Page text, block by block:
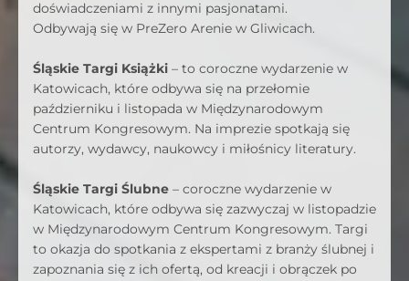
doświadczeniami z innymi pasjonatami.
Odbywają się w PreZero Arenie w Gliwicach.
Śląskie Targi Książki – to coroczne wydarzenie w
Katowicach, które odbywa się na przełomie
październiku i listopada w Międzynarodowym
Centrum Kongresowym. Na imprezie spotkają się
autorzy, wydawcy, naukowcy i miłośnicy literatury.
Śląskie Targi Ślubne – coroczne wydarzenie w
Katowicach, które odbywa się zazwyczaj w listopadzie
w Międzynarodowym Centrum Kongresowym. Targi
to okazja do spotkania z ekspertami z branży ślubnej i
zapoznania się z ich ofertą, od kreacji i obrączek po